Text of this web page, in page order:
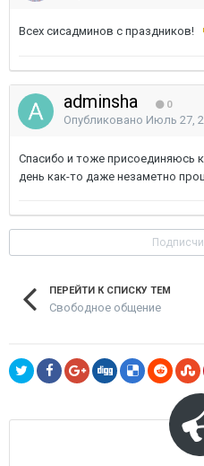
Всех сисадминов с праздников!
adminsha 0
Опубликовано Июль 27,
Спасибо и тоже присоединяюсь
день как-то даже незаметно
ПЕРЕЙТИ К СПИСКУ ТЕМ
Свободное общение